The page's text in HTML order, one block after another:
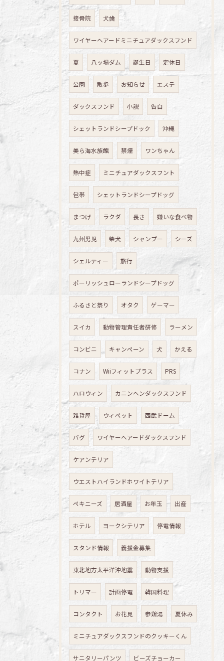
接骨院 犬歯
ワイヤーヘアードミニチュアダックスフンド
夏 八ッ場ダム 誕生日 定休日
公園 散歩 お知らせ エステ
ダックスフンド 小説 告白
シェットランドシープドック 沖縄
美ら海水族館 禁煙 ワンちゃん
熱中症 ミニチュアダックスフント
包帯 シェットランドシープドッグ
まつげ ラクダ 長さ 嫌いな食べ物
九州男児 柴犬 シャンプー シーズ
シェルティー 旅行
ポーリッシュローランドシープドッグ
ふるさと祭り オタク ゲーマー
スイカ 動物管理責任者研修 ラーメン
コンビニ キャンペーン 犬 かえる
コナン Wiiフィットプラス PRS
ハロウィン カニンヘンダックスフンド
雑貨屋 ウィペット 西武ドーム
パグ ワイヤーヘアードダックスフンド
ケアンテリア
ウエストハイランドホワイトテリア
ペキニーズ 居酒屋 お年玉 出産
ホテル ヨークシテリア 停電情報
スタンド情報 義援金募集
東北地方太平洋沖地震 動物支援
トリマー 計画停電 韓国料理
コンタクト お花見 参鶏湯 夏休み
ミニチュアダックスフンドのクッキーくん
サニタリーパンツ ビーズチョーカー